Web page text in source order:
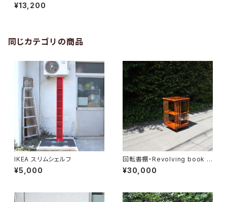
¥13,200
同じカテゴリの商品
IKEA スリムシェルフ
¥5,000
回転書棚・Revolving book c
ase
¥30,000